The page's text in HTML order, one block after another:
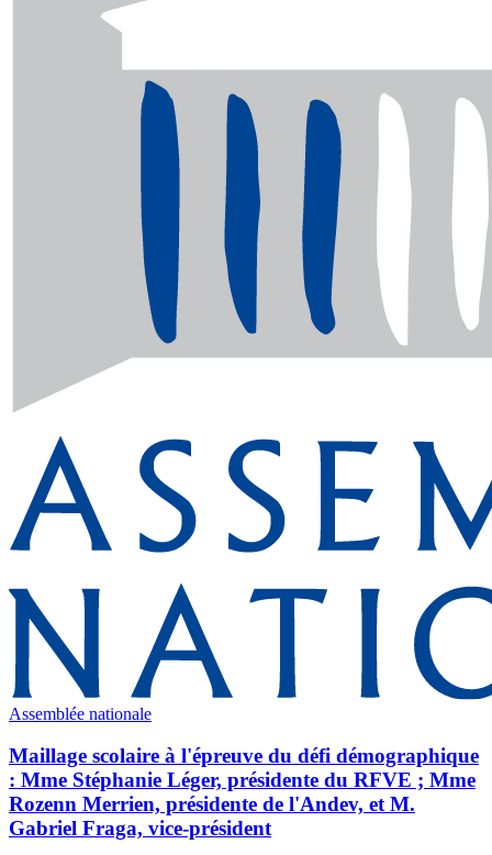
Assemblée nationale
Maillage scolaire à l'épreuve du défi démographique
: Mme Stéphanie Léger, présidente du RFVE ; Mme
Rozenn Merrien, présidente de l'Andev, et M.
Gabriel Fraga, vice-président